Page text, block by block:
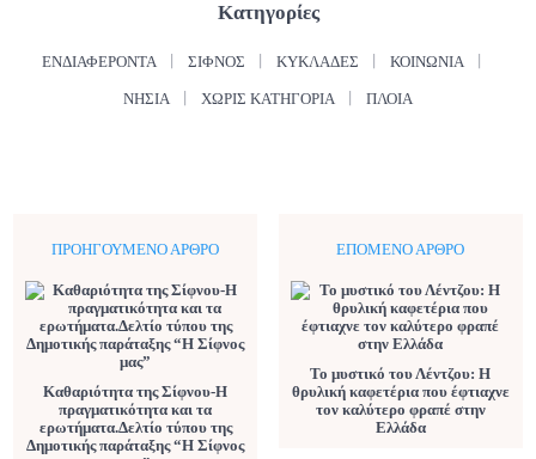
Κατηγορίες
ΕΝΔΙΑΦΈΡΟΝΤΑ ΣΊΦΝΟΣ ΚΥΚΛΆΔΕΣ ΚΟΙΝΩΝΊΑ
ΝΗΣΙΆ ΧΩΡΊΣ ΚΑΤΗΓΟΡΊΑ ΠΛΟΊΑ
ΠΡΟΗΓΟΎΜΕΝΟ ΆΡΘΡΟ
Καθαριότητα της Σίφνου-Η
πραγματικότητα και τα
ερωτήματα.Δελτίο τύπου της
Δημοτικής παράταξης “Η Σίφνος
ΕΠΌΜΕΝΟ ΆΡΘΡΟ
Το μυστικό του Λέντζου: Η
θρυλική καφετέρια που έφτιαχνε
τον καλύτερο φραπέ στην
Ελλάδα